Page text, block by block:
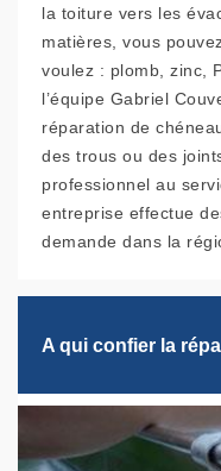
la toiture vers les
matières, vous
voulez : plomb, zinc,
l’équipe Gabriel
réparation de
des trous ou des
professionnel au
entreprise effectue
demande dans la
A qui confier la